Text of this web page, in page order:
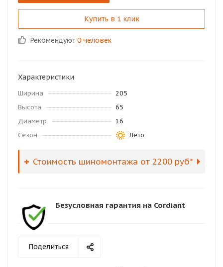
Купить в 1 клик
Рекомендуют 0 человек
Характеристики
Ширина
205
Высота
65
Диаметр
16
Сезон
Лето
Стоимость шиномонтажа от 2200 руб*
Безусловная гарантия на Cordiant
Поделиться